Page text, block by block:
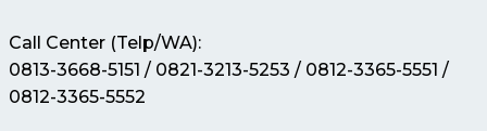
Call Center (Telp/WA):
0813-3668-5151 / 0821-3213-5253 / 0812-3365-5551 /
0812-3365-5552